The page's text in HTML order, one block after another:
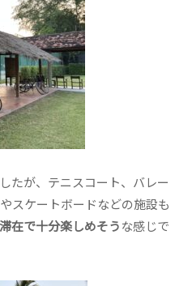
たが、テニスコート、バレー
スケートボードなどの施設も
在で十分楽しめそうな感じで